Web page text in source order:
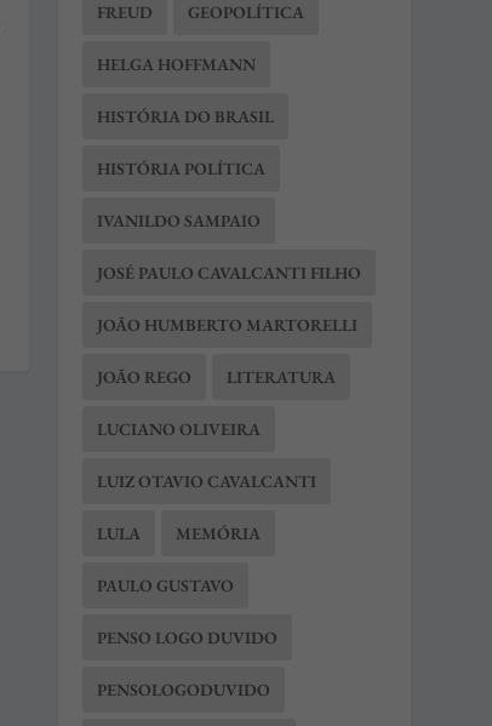
FREUD GEOPOLÍTICA
HELGA HOFFMANN
HISTÓRIA DO BRASIL
HISTÓRIA POLÍTICA
IVANILDO SAMPAIO
JOSÉ PAULO CAVALCANTI FILHO
JOÃO HUMBERTO MARTORELLI
JOÃO REGO LITERATURA
LUCIANO OLIVEIRA
LUIZ OTAVIO CAVALCANTI
LULA MEMÓRIA
PAULO GUSTAVO
PENSO LOGO DUVIDO
PENSOLOGODUVIDO